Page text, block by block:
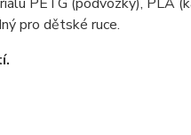
pro dětské ruce.